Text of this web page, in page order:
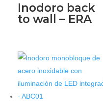
Inodoro back
to wall – ERA